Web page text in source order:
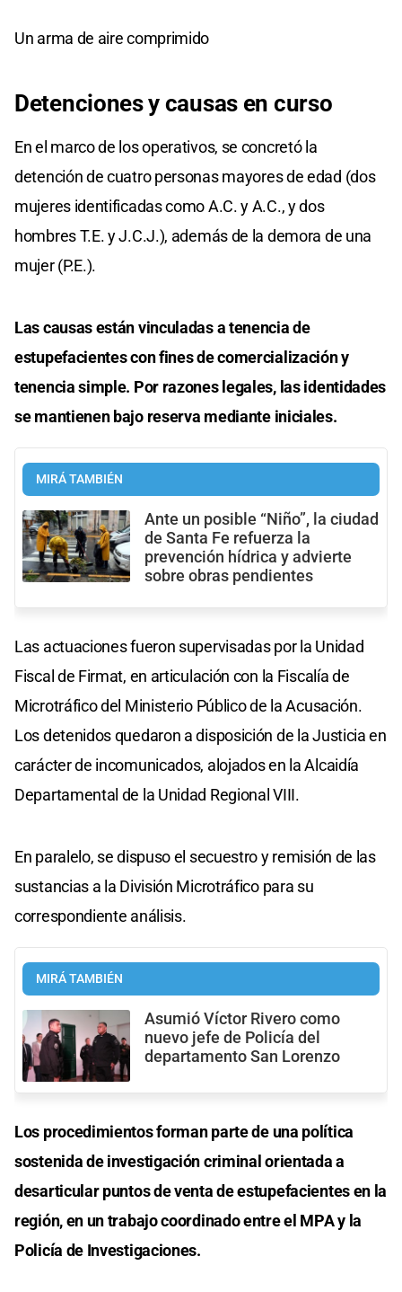
Un arma de aire comprimido
Detenciones y causas en curso
En el marco de los operativos, se concretó la
detención de cuatro personas mayores de edad (dos
mujeres identificadas como A.C. y A.C., y dos
hombres T.E. y J.C.J.), además de la demora de una
mujer (P.E.).
Las causas están vinculadas a tenencia de
estupefacientes con fines de comercialización y
tenencia simple. Por razones legales, las identidades
se mantienen bajo reserva mediante iniciales.
MIRÁ TAMBIÉN
Ante un posible “Niño”, la ciudad
de Santa Fe refuerza la
prevención hídrica y advierte
sobre obras pendientes
Las actuaciones fueron supervisadas por la Unidad
Fiscal de Firmat, en articulación con la Fiscalía de
Microtráfico del Ministerio Público de la Acusación.
Los detenidos quedaron a disposición de la Justicia en
carácter de incomunicados, alojados en la Alcaidía
Departamental de la Unidad Regional VIII.
En paralelo, se dispuso el secuestro y remisión de las
sustancias a la División Microtráfico para su
correspondiente análisis.
MIRÁ TAMBIÉN
Asumió Víctor Rivero como
nuevo jefe de Policía del
departamento San Lorenzo
Los procedimientos forman parte de una política
sostenida de investigación criminal orientada a
desarticular puntos de venta de estupefacientes en la
región, en un trabajo coordinado entre el MPA y la
Policía de Investigaciones.